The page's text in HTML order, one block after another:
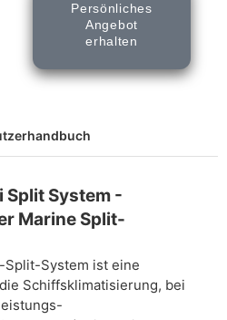
Persönliches
Angebot
erhalten
Split System -
Marine Split-
Split-System ist eine
Schiffsklimatisierung, bei